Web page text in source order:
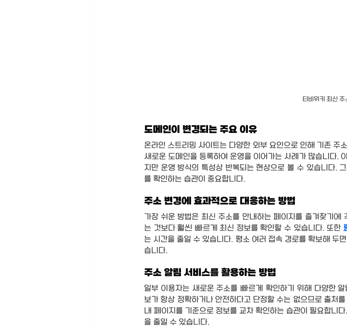
티비위키 최신 주
도메인이 변경되는 주요 이유
온라인 스트리밍 사이트는 다양한 외부 요인으로 인해 기존 주
새로운 도메인을 등록하여 운영을 이어가는 사례가 많습니다.
지만 운영 방식의 특성상 반복되는 현상으로 볼 수 있습니다.
를 확인하는 습관이 중요합니다.
주소 변경에 효과적으로 대응하는 방법
가장 쉬운 방법은 최신 주소를 안내하는 페이지를 즐겨찾기
는 것보다 훨씬 빠르게 최신 정보를 확인할 수 있습니다. 또한
는 시간을 줄일 수 있습니다. 평소 여러 접속 경로를 확보해 두
습니다.
주소 알림 서비스를 활용하는 방법
일부 이용자는 새로운 주소를 빠르게 확인하기 위해 다양한
보가 항상 정확하거나 안전하다고 단정할 수는 없으므로 출처
내 페이지를 기준으로 정보를 교차 확인하는 습관이 필요합니
을 줄일 수 있습니다.